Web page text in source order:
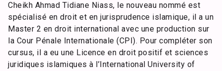
Cheikh Ahmad Tidiane Niass, le nouveau nommé est
spécialisé en droit et en jurisprudence islamique, il a un
Master 2 en droit international avec une production sur
la Cour Pénale Internationale (CPI). Pour compléter son
cursus, il a eu une Licence en droit positif et sciences
juridiques islamiques à l’International University of